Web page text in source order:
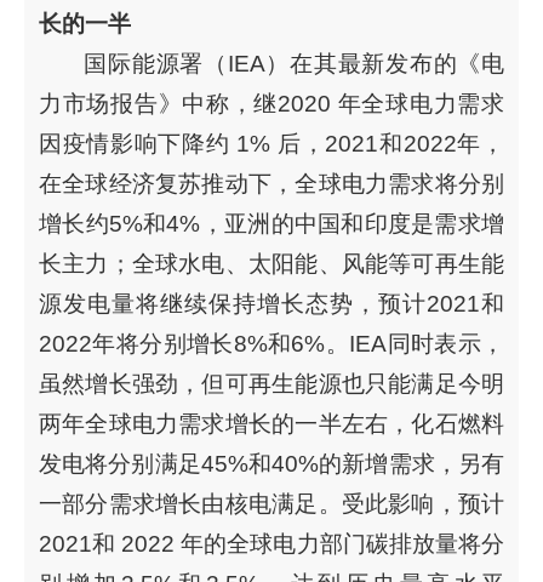
长的一半
国际能源署（IEA）在其最新发布的《电
力市场报告》中称，继2020 年全球电力需求
因疫情影响下降约 1% 后，2021和2022年，
在全球经济复苏推动下，全球电力需求将分别
增长约5%和4%，亚洲的中国和印度是需求增
长主力；全球水电、太阳能、风能等可再生能
源发电量将继续保持增长态势，预计2021和
2022年将分别增长8%和6%。IEA同时表示，
虽然增长强劲，但可再生能源也只能满足今明
两年全球电力需求增长的一半左右，化石燃料
发电将分别满足45%和40%的新增需求，另有
一部分需求增长由核电满足。受此影响，预计
2021和 2022 年的全球电力部门碳排放量将分